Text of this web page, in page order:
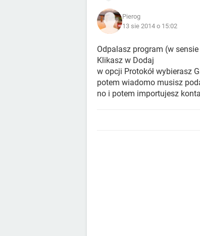
Pierog
13 sie 2014 o 15:02
Odpalasz program (w
Klikasz w Dodaj
w opcji Protokół wybierasz
potem wiadomo musisz
no i potem importujesz